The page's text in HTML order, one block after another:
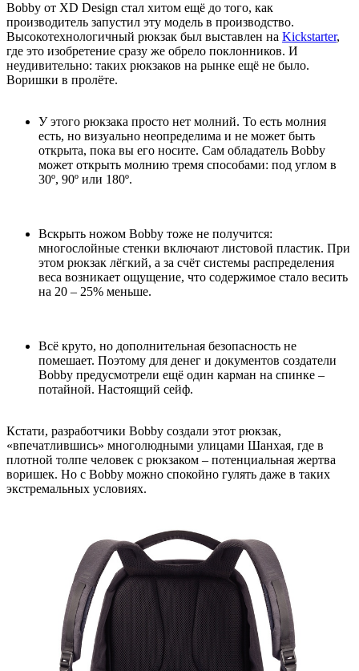
Bobby от XD Design стал хитом ещё до того, как
производитель запустил эту модель в производство.
Высокотехнологичный рюкзак был выставлен на Kickstarter,
где это изобретение сразу же обрело поклонников. И
неудивительно: таких рюкзаков на рынке ещё не было.
Воришки в пролёте.
У этого рюкзака просто нет молний. То есть молния
есть, но визуально неопределима и не может быть
открыта, пока вы его носите. Сам обладатель Bobby
может открыть молнию тремя способами: под углом в
30º, 90º или 180º.
Вскрыть ножом Bobby тоже не получится:
многослойные стенки включают листовой пластик. При
этом рюкзак лёгкий, а за счёт системы распределения
веса возникает ощущение, что содержимое стало весить
на 20 – 25% меньше.
Всё круто, но дополнительная безопасность не
помешает. Поэтому для денег и документов создатели
Bobby предусмотрели ещё один карман на спинке –
потайной. Настоящий сейф.
Кстати, разработчики Bobby создали этот рюкзак,
«впечатлившись» многолюдными улицами Шанхая, где в
плотной толпе человек с рюкзаком – потенциальная жертва
воришек. Но с Bobby можно спокойно гулять даже в таких
экстремальных условиях.